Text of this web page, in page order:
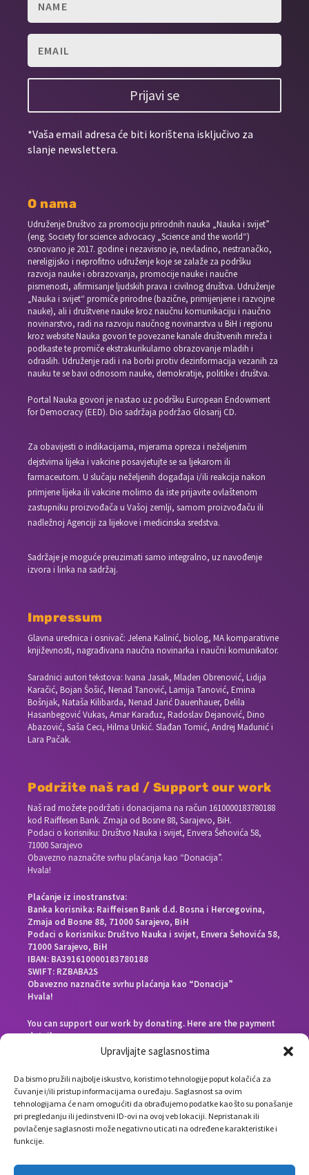
Upravljajte saglasnostima
Da bismo pružili najbolje iskustvo, koristimo tehnologije poput kolačića za
čuvanje i/ili pristup informacijama o uređaju. Saglasnost sa ovim
tehnologijama će nam omogućiti da obrađujemo podatke kao što su ponašanje
pri pregledanju ili jedinstveni ID-ovi na ovoj veb lokaciji. Nepristanak ili
povlačenje saglasnosti može negativno uticati na određene karakteristike i
funkcije.
Prijavi se
*Vaša email adresa će biti korištena isključivo za
slanje newslettera.
O nama
Udruženje Društvo za promociju prirodnih nauka „Nauka i svijet”
(eng. Society for science advocacy „Science and the world“)
osnovano je 2017. godine i nezavisno je, nevladino, nestranačko,
nereligijsko i neprofitno udruženje koje se zalaže za podršku
razvoja nauke i obrazovanja, promocije nauke i naučne
pismenosti, afirmisanje ljudskih prava i civilnog društva. Udruženje
„Nauka i svijet“ promiče prirodne (bazične, primijenjene i razvojne
nauke), ali i društvene nauke kroz naučnu komunikaciju i naučno
novinarstvo, radi na razvoju naučnog novinarstva u BiH i regionu
kroz website Nauka govori te povezane kanale društvenih mreža i
podkaste te promiče ekstrakurikularno obrazovanje mladih i
odraslih. Udruženje radi i na borbi protiv dezinformacija vezanih za
nauku te se bavi odnosom nauke, demokratije, politike i društva.
Portal Nauka govori je nastao uz podršku European Endowment
for Democracy (EED). Dio sadržaja podržao Glosarij CD.
Za obavijesti o indikacijama, mjerama opreza i neželjenim
dejstvima lijeka i vakcine posavjetujte se sa ljekarom ili
farmaceutom. U slučaju neželjenih događaja i/ili reakcija nakon
primjene lijeka ili vakcine molimo da iste prijavite ovlaštenom
zastupniku proizvođača u Vašoj zemlji, samom proizvođaču ili
nadležnoj Agenciji za lijekove i medicinska sredstva.
Sadržaje je moguće preuzimati samo integralno, uz navođenje
izvora i linka na sadržaj.
Impressum
Glavna urednica i osnivač: Jelena Kalinić, biolog, MA komparativne
književnosti, nagrađivana naučna novinarka i naučni komunikator.
Saradnici autori tekstova: Ivana Jasak, Mladen Obrenović, Lidija
Karačić, Bojan Šošić, Nenad Tanović, Lamija Tanović, Emina
Bošnjak, Nataša Kilibarda, Nenad Jarić Dauenhauer, Delila
Hasanbegović Vukas, Amar Karađuz, Radoslav Dejanović, Dino
Abazović, Saša Ceci, Hilma Unkić. Slađan Tomić, Andrej Madunić i
Lara Pačak.
Podržite naš rad / Support our work
Naš rad možete podržati i donacijama na račun 1610000183780188
kod Raiffesen Bank. Zmaja od Bosne 88, Sarajevo, BiH.
Podaci o korisniku: Društvo Nauka i svijet, Envera Šehovića 58,
71000 Sarajevo
Obavezno naznačite svrhu plaćanja kao “Donacija”.
Hvala!
Plaćanje iz inostranstva:
Banka korisnika: Raiffeisen Bank d.d. Bosna i Hercegovina,
Zmaja od Bosne 88, 71000 Sarajevo, BiH
Podaci o korisniku: Društvo Nauka i svijet, Envera Šehovića 58,
71000 Sarajevo, BiH
IBAN: BA391610000183780188
SWIFT: RZBABA2S
Obavezno naznačite svrhu plaćanja kao “Donacija”
Hvala!
You can support our work by donating. Here are the payment
details:
Beneficiary bank: Raiffeisen Bank d.d. Bosna i Hercegovina,
Zmaja od Bosne 88, 71000 Sarajevo, Bosnia and Herzegovina
End beneficiary: Društvo Nauka i svijet, Envera Šehovića 58,
71000 Sarajevo, Bosnia and Herzegovina
IBAN: BA391610000183780188
SWIFT: RZBABA2S
Please note the payment purpose as “Donation”
Thank you!